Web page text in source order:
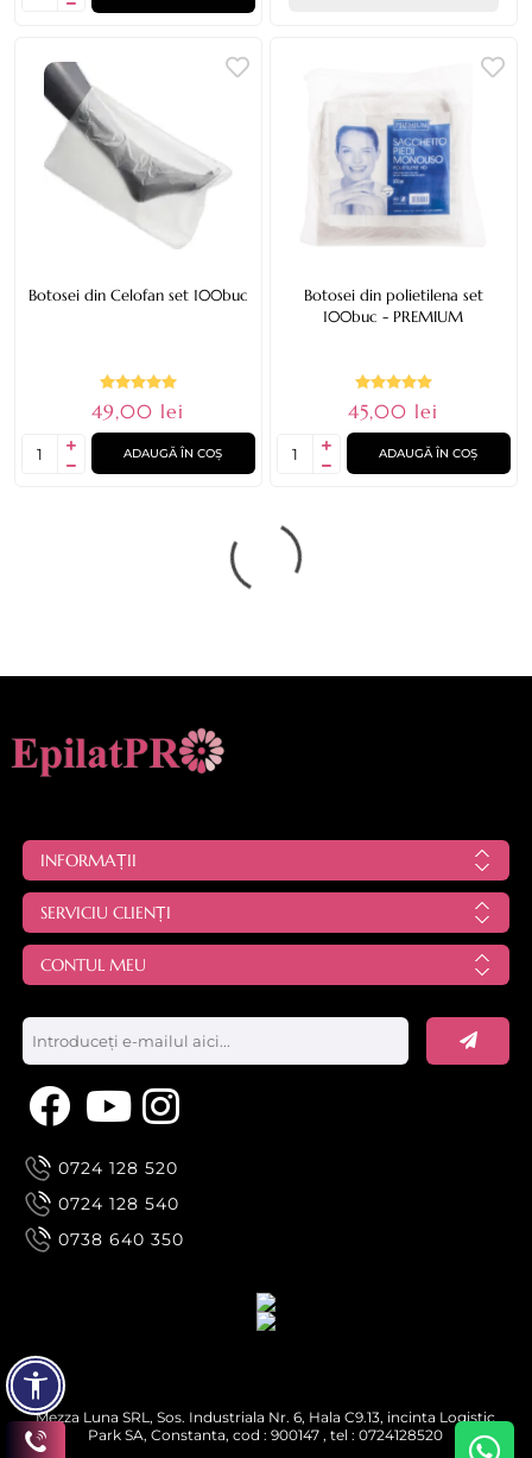
Botosei din Celofan set 100buc
49,00 lei
ADAUGĂ ÎN COȘ
Botosei din polietilena set
100buc - PREMIUM
45,00 lei
ADAUGĂ ÎN COȘ
INFORMAȚII
SERVICIU CLIENȚI
CONTUL MEU
0724 128 520
0724 128 540
0738 640 350
Mezza Luna SRL, Sos. Industriala Nr. 6, Hala C9.13, incinta Logistic
Park SA, Constanta, cod : 900147 , tel : 0724128520